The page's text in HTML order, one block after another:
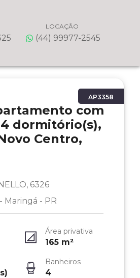
LOCAÇÃO
(44) 99977-2545
AP3358
com
4 dormitório(s),
Centro,
6326
Maringá - PR
Área privativa
165 m²
Banheiros
4